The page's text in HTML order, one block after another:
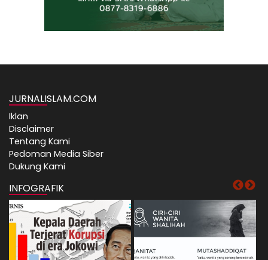
JURNALISLAM.COM
Iklan
Disclaimer
Tentang Kami
Pedoman Media Siber
Dukung Kami
INFOGRAFIK